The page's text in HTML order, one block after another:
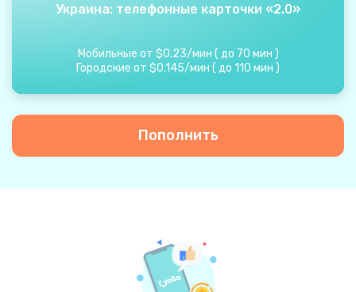
Украина: телефонные карточки «2.0»
Мобильные от $0.23/мин ( до 70 мин )
Городские от $0.145/мин ( до 110 мин )
Пополнить